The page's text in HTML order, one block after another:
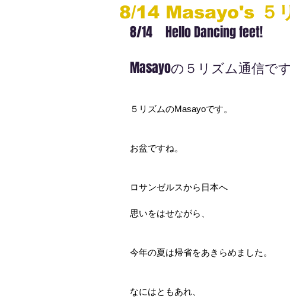
8/14 Masayo's ５
8/14　Hello Dancing feet!
Masayoの５リズム通信です
５リズムのMasayoです。
お盆ですね。
ロサンゼルスから日本へ
思いをはせながら、
今年の夏は帰省をあきらめました。
なにはともあれ、